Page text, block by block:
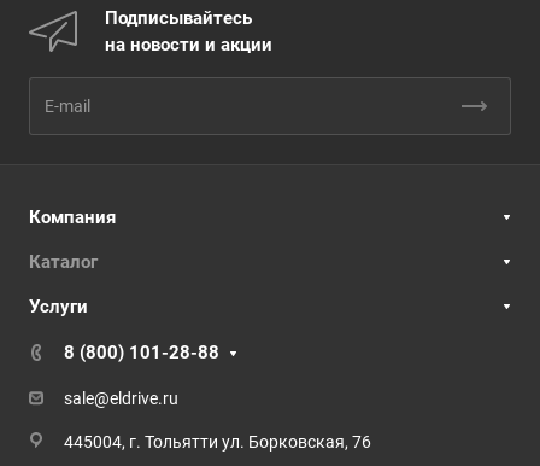
Подписывайтесь
на новости и акции
Компания
Каталог
Услуги
8 (800) 101-28-88
sale@eldrive.ru
445004, г. Тольятти ул. Борковская, 76